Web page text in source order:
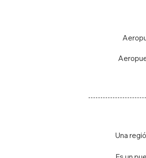
Ae
Una